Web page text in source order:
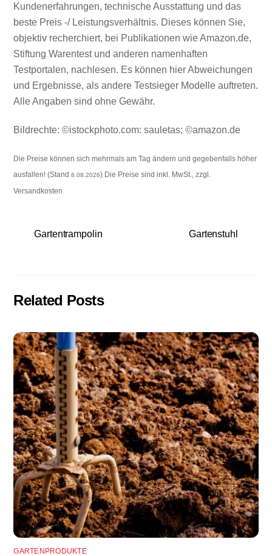
Kundenerfahrungen, technische Ausstattung und das
beste Preis -/ Leistungsverhältnis. Dieses können Sie,
objektiv recherchiert, bei Publikationen wie Amazon.de,
Stiftung Warentest und anderen namenhaften
Testportalen, nachlesen. Es können hier Abweichungen
und Ergebnisse, als andere Testsieger Modelle auftreten.
Alle Angaben sind ohne Gewähr.
Bildrechte: ©istockphoto.com: sauletas; ©amazon.de
Die Preise können sich mehrmals am Tag ändern und gegebenfalls höher
ausfallen! (Stand8.08.2026) Die Preise sind inkl. MwSt., zzgl.
Versandkosten
Gartentrampolin Gartenstuhl
Related Posts
GARTENPRODUKTE